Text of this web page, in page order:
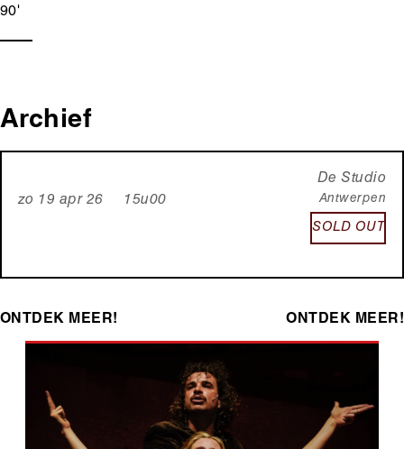
90'
Archief
zo 19 apr 26 15u00
De Studio
Antwerpen
SOLD OUT
ONTDEK MEER! ONTDEK MEER!